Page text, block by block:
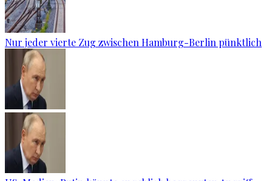
Nur jeder vierte Zug zwischen Hamburg-Berlin pünktlich